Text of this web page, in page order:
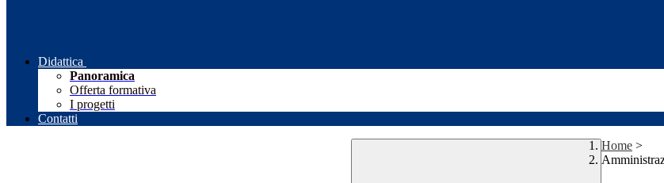
Didattica
Panoramica
Offerta formativa
I progetti
Contatti
Home >